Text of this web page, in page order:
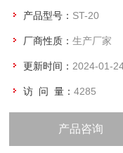
放置各种镜片和太阳
产品型号： ST-20
厂商性质：生产厂家
更新时间： 2024-01-
访 问 量：4285
产品咨询